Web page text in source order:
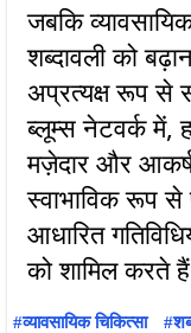
जबकि
शब्दावली को
अप्रत्यक्ष रूप से
ब्लूम्स नेटवर्क में,
मज़ेदार और
स्वाभाविक रूप
आधारित
व्यावसायिक चिकित्सा